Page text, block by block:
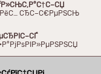
СЂС–С€РµРЅСЊ